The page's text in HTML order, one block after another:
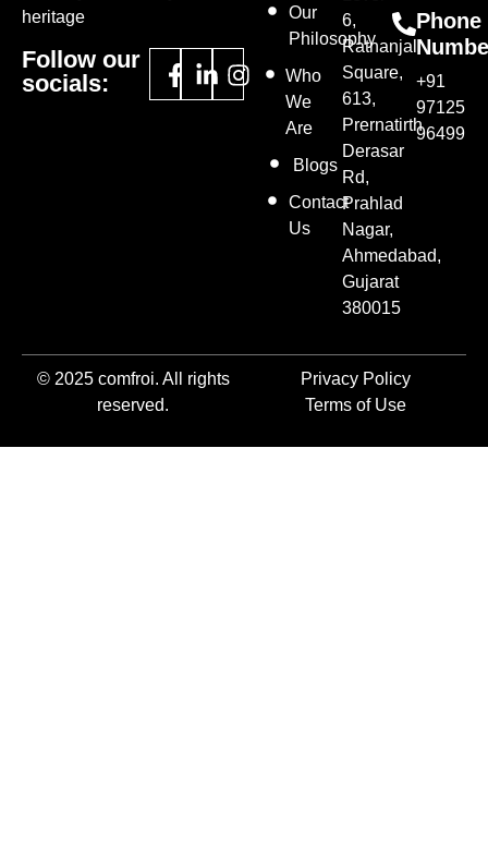
heritage
Follow our
socials:
Our
Philosophy
Who
We
Are
Blogs
Contact
Us
6,
Ratnanjali
Square,
613,
Prernatirth
Derasar
Rd,
Prahlad
Nagar,
Ahmedabad,
Gujarat
380015
Phone
+91
97125
96499
© 2025 comfroi. All rights
reserved.
Privacy Policy
Terms of Use